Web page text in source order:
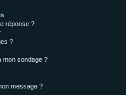
réponse ?
?
mon sondage ?
message ?